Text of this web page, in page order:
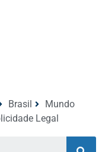
Brasil
Mundo
Legal